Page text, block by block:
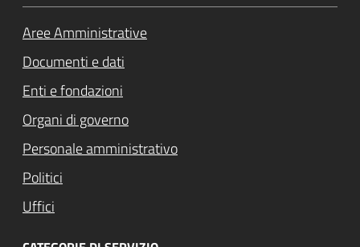
Aree Amministrative
Documenti e dati
Enti e fondazioni
Organi di governo
Personale amministrativo
Politici
Uffici